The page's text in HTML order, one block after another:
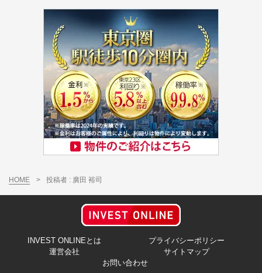
HOME > 投稿者 : 廣田 裕司
INVEST ONLINEとは
プライバシーポリシー
運営会社
サイトマップ
お問い合わせ